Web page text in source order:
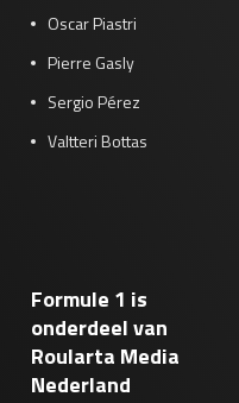
Oscar Piastri
Pierre Gasly
Sergio Pérez
Valtteri Bottas
Formule 1 is
onderdeel van
Roularta Media
Nederland